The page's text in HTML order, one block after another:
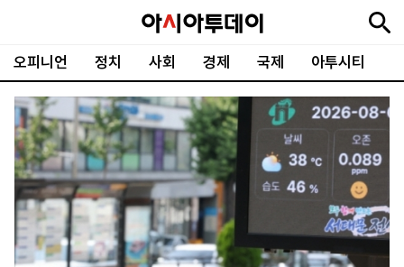
오피니언 정치 사회 경제 국제 아투시티
뉴
스
최
신
속
보
정
치
사
회
경
제
국
제
오
피
니
언
피
플
아
투
시
티
문
화
·
스
포
츠
포
토